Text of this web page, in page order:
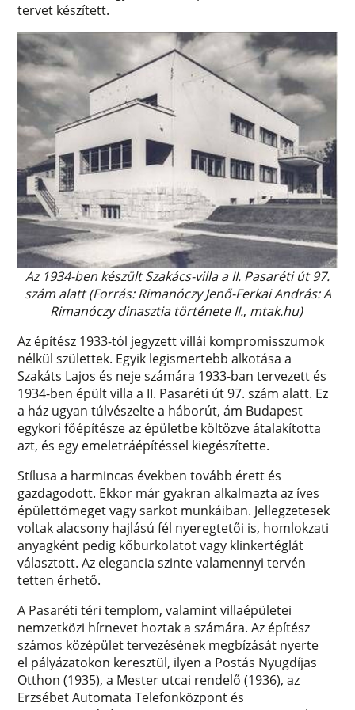
tervet készített.
Az 1934-ben készült Szakács-villa a II. Pasaréti út 97.
szám alatt (Forrás: Rimanóczy Jenő-Ferkai András: A
Rimanóczy dinasztia története II., mtak.hu)
Az építész 1933-tól jegyzett villái kompromisszumok
nélkül születtek. Egyik legismertebb alkotása a
Szakáts Lajos és neje számára 1933-ban tervezett és
1934-ben épült villa a II. Pasaréti út 97. szám alatt. Ez
a ház ugyan túlvészelte a háborút, ám Budapest
egykori főépítésze az épületbe költözve átalakította
azt, és egy emeletráépítéssel kiegészítette.
Stílusa a harmincas években tovább érett és
gazdagodott. Ekkor már gyakran alkalmazta az íves
épülettömeget vagy sarkot munkáiban. Jellegzetesek
voltak alacsony hajlású fél nyeregtetői is, homlokzati
anyagként pedig kőburkolatot vagy klinkertéglát
választott. Az elegancia szinte valamennyi tervén
tetten érhető.
A Pasaréti téri templom, valamint villaépületei
nemzetközi hírnevet hoztak a számára. Az építész
számos középület tervezésének megbízását nyerte
el pályázatokon keresztül, ilyen a Postás Nyugdíjas
Otthon (1935), a Mester utcai rendelő (1936), az
Erzsébet Automata Telefonközpont és